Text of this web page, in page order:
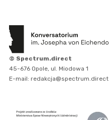
© Spectrum.direct
45-676 Opole, ul. Miodowa 1
E-mail: redakcja@spectrum.direct